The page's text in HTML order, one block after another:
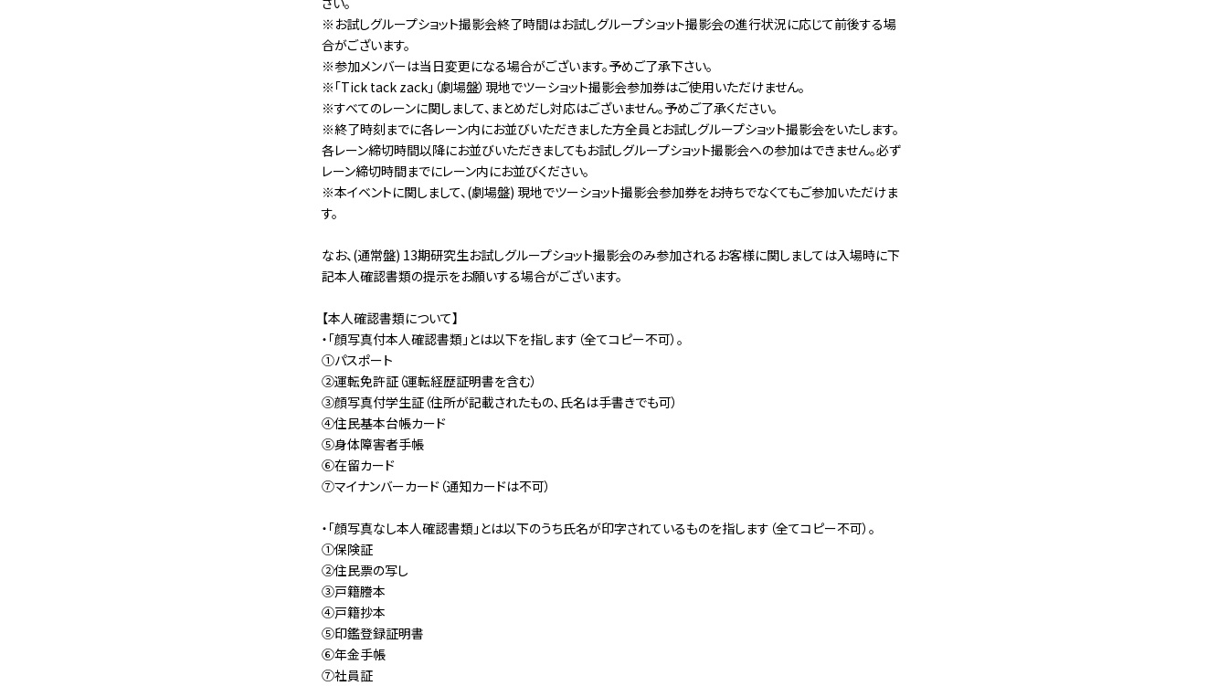
※お試しグループショット撮影会終了時間はお試しグループショット撮影会の進行状況に応じて前後する場
合がございます。
※参加メンバーは当日変更になる場合がございます。予めご了承下さい。
※「Tick tack zack」（劇場盤）現地でツーショット撮影会参加券はご使用いただけません。
※すべてのレーンに関しまして、まとめだし対応はございません。予めご了承ください。
※終了時刻までに各レーン内にお並びいただきました方全員とお試しグループショット撮影会をいたします。
各レーン締切時間以降にお並びいただきましてもお試しグループショット撮影会への参加はできません。必ず
レーン締切時間までにレーン内にお並びください。
※本イベントに関しまして、(劇場盤) 現地でツーショット撮影会参加券をお持ちでなくてもご参加いただけま
す。
なお、(通常盤) 13期研究生お試しグループショット撮影会のみ参加されるお客様に関しましては入場時に下
記本人確認書類の提示をお願いする場合がございます。
【本人確認書類について】
・「顔写真付本人確認書類」とは以下を指します（全てコピー不可）。
①パスポート
②運転免許証（運転経歴証明書を含む）
③顔写真付学生証（住所が記載されたもの､氏名は手書きでも可）
④住民基本台帳カード
⑤身体障害者手帳
⑥在留カード
⑦マイナンバーカード（通知カードは不可）
・「顔写真なし本人確認書類」とは以下のうち氏名が印字されているものを指します（全てコピー不可）。
①保険証
②住民票の写し
③戸籍謄本
④戸籍抄本
⑤印鑑登録証明書
⑥年金手帳
⑦社員証